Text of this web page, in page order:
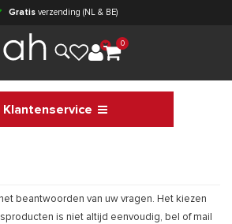
Gratisverzending (NL & BE)
0
Klantenservice
beantwoorden van uw vragen. Het kiezen
is niet altijd eenvoudig, bel of mail